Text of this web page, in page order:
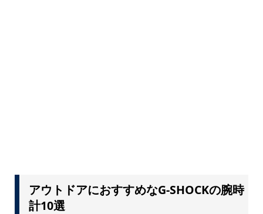
アウトドアにおすすめなG-SHOCKの腕時
計10選